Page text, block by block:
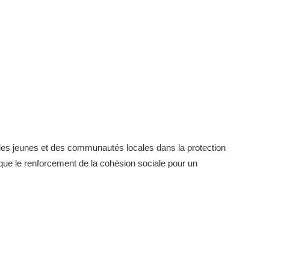
jeunes et des communautés locales dans la protection
le renforcement de la cohésion sociale pour un